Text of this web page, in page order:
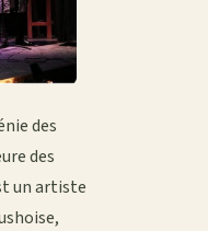
des
des
un artiste